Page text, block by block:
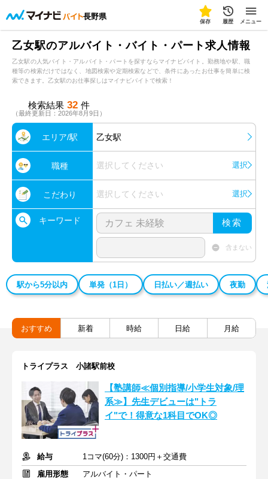
長野県
保存 履歴 メニュー
乙女駅のアルバイト・バイト・パート求人情報
乙女駅の人気バイト・アルバイト・パートを探すならマイナビバイト。勤務地や駅、職
種等の検索だけではなく、地図検索や定期検索などで、条件にあったお仕事を簡単に検
索できます。乙女駅のお仕事探しはマイナビバイトで検索！
検索結果 32 件
（最終更新日：2026年8月9日）
エリア/駅 乙女駅
職種 選択してください 選択
こだわり 選択してください 選択
キーワード 検索
含まない
駅から5分以内 単発（1日） 日払い／週払い 夜勤
おすすめ 新着 時給 日給 月給
トライプラス 小諸駅前校
【塾講師≪個別指導/小学生対象/理
系≫】先生デビューは"トラ
イ"で！得意な1科目でOK◎
給与
1コマ(60分)：1300円＋交通費
雇用形態
アルバイト・パート